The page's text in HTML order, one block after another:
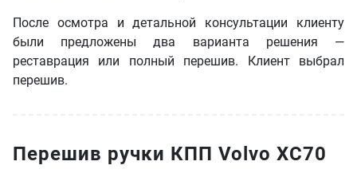
После осмотра и детальной консультации клиенту
были предложены два варианта решения —
реставрация или полный перешив. Клиент выбрал
перешив.
Перешив ручки КПП Volvo XC70